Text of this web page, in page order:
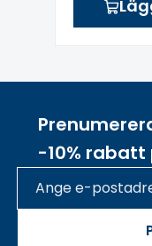
-10%